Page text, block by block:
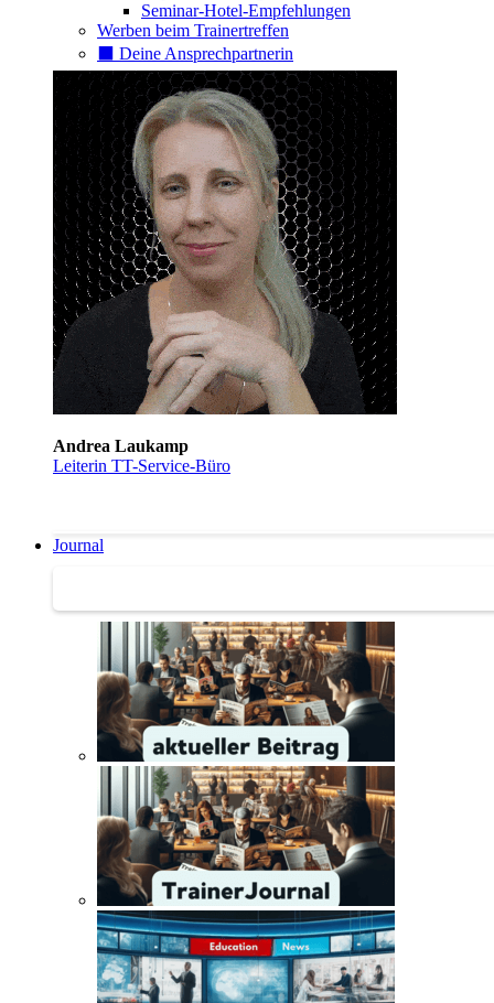
Seminar-Hotel-Empfehlungen
Werben beim Trainertreffen
⬛️ Deine Ansprechpartnerin
Andrea Laukamp
Leiterin TT-Service-Büro
Journal